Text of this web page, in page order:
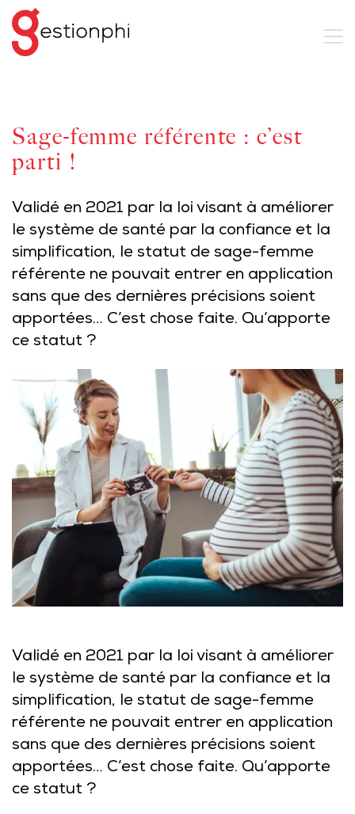
Sage-femme référente : c’est
parti !
Validé en 2021 par la loi visant à améliorer
le système de santé par la confiance et la
simplification, le statut de sage-femme
référente ne pouvait entrer en application
sans que des dernières précisions soient
apportées… C’est chose faite. Qu’apporte
ce statut ?
Validé en 2021 par la loi visant à améliorer
le système de santé par la confiance et la
simplification, le statut de sage-femme
référente ne pouvait entrer en application
sans que des dernières précisions soient
apportées… C’est chose faite. Qu’apporte
ce statut ?